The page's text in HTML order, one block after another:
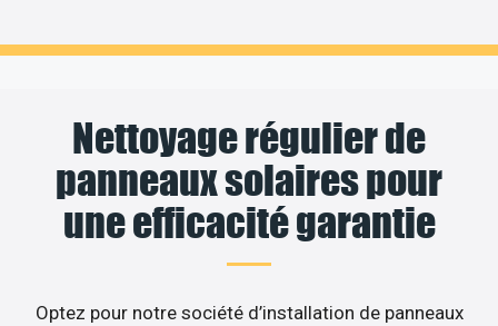
Nettoyage régulier de
panneaux solaires pour
une efficacité garantie
Optez pour notre société d’installation de panneaux